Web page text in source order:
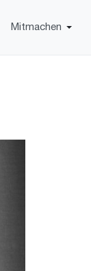
Mitmachen